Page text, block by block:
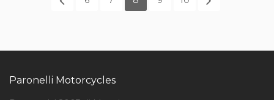
Paronelli Motorcycles